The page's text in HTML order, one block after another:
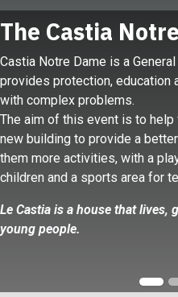
The Castia
​Castia Notre Dame is a
provides protection, education
with complex problems.
The aim of this event is to
new building to provide a
them more activities, with a
children and a sports area for
Le Castia is a house that
young people.